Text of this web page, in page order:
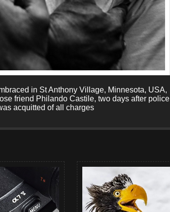
in St Anthony Village, Minnesota, USA,
friend Philando Castile, two days after police
acquitted of all charges